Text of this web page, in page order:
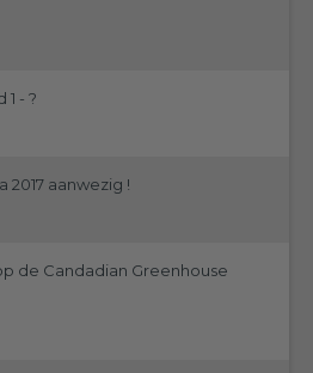
- ?
2017 aanwezig !
de Candadian Greenhouse